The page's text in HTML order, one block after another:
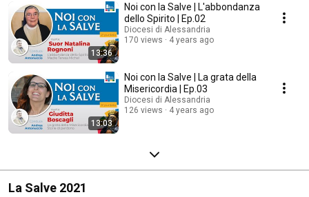
13:36
Noi con la Salve | L'abbondanza
dello Spirito | Ep.02
Diocesi di Alessandria
170 views
4 years ago
13:03
Noi con la Salve | La grata della
Misericordia | Ep.03
Diocesi di Alessandria
126 views
4 years ago
La Salve 2021